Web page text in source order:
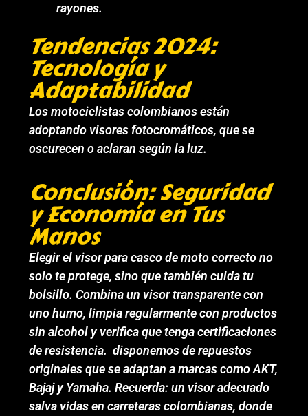
rayones.
Tendencias 2024:
Tecnología y
Adaptabilidad
Los motociclistas colombianos están
adoptando visores fotocromáticos, que se
oscurecen o aclaran según la luz.
Conclusión: Seguridad
y Economía en Tus
Manos
Elegir el visor para casco de moto correcto no
solo te protege, sino que también cuida tu
bolsillo. Combina un visor transparente con
uno humo, limpia regularmente con productos
sin alcohol y verifica que tenga certificaciones
de resistencia. disponemos de repuestos
originales que se adaptan a marcas como AKT,
Bajaj y Yamaha. Recuerda: un visor adecuado
salva vidas en carreteras colombianas, donde